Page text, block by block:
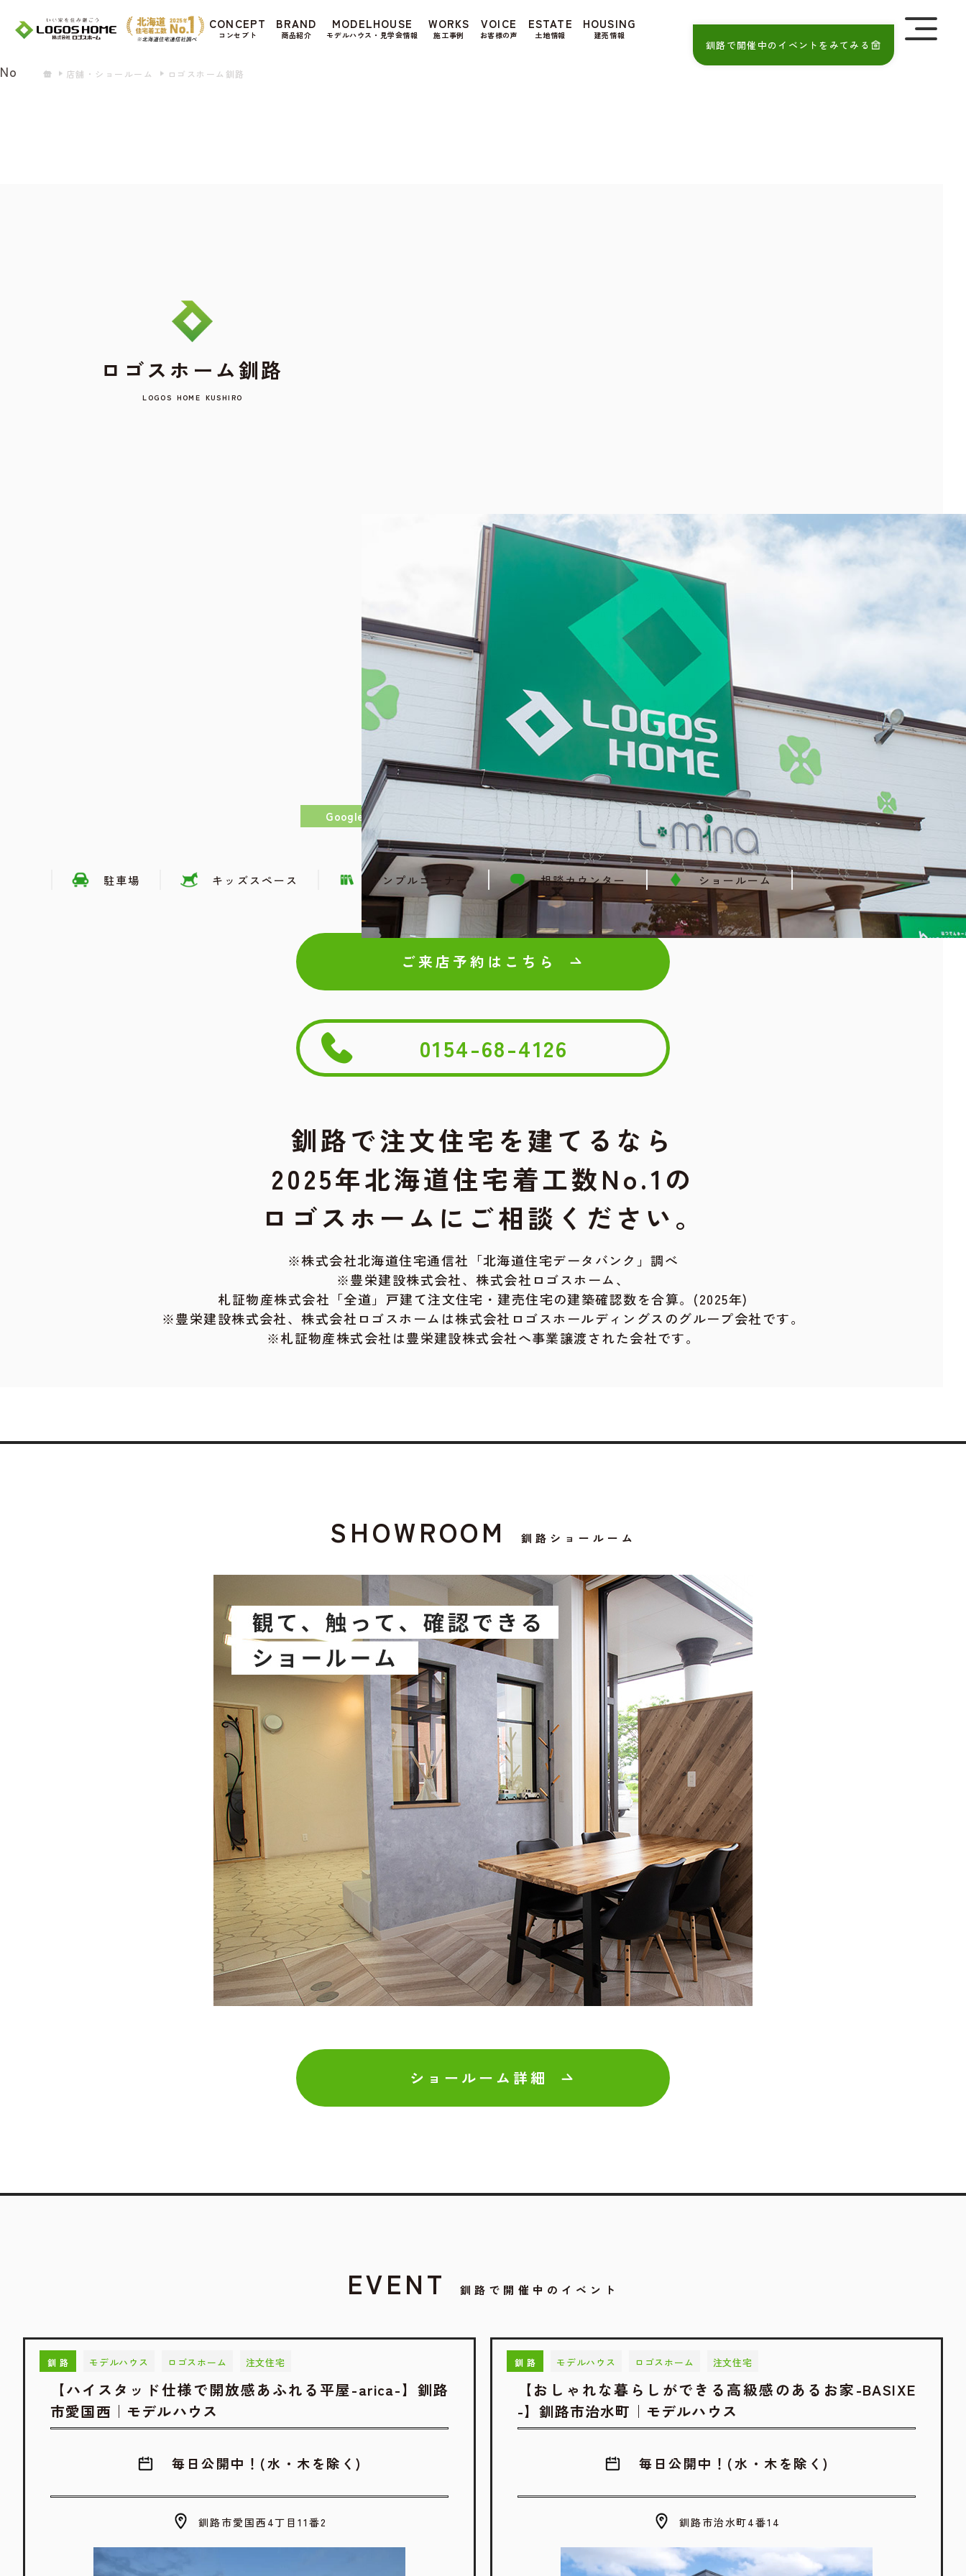
CONCEPT
コンセプト
BRAND
商品紹介
MODELHOUSE
モデルハウス・見学会情報
WORKS
施工事例
VOICE
お客様の声
ESTATE
土地情報
HOUSING
建売情報
店舗・ショールーム ロゴスホーム釧路
ロゴスホーム釧路
LOGOS HOME KUSHIRO
Googleマップで拡大
店舗・ショールーム情報
〒084-0910 釧路市昭和中央3丁目21-14
（L-mina エルミナ 釧路店）
0154-68-4126
0154-68-4127
営業時間 10:00〜17:00 （土日祝は10:00〜18:00）
定休日 水・木曜日 (祝日の場合は営業)
施工エリア
釧路市・白糠町・釧路町・鶴居村・標茶町・厚岸町
＜下記のエリアは遠方のため、別料金が発生します。＞
浜中町
駐車場 キッズスペース サンプルコーナー 相談カウンター ショールーム
ご来店予約はこちら
0154-68-4126
釧路で注文住宅を建てるなら
2025年北海道住宅着工数No.1の
ロゴスホームにご相談ください。
※株式会社北海道住宅通信社「北海道住宅データバンク」調べ
※豊栄建設株式会社、株式会社ロゴスホーム、
札証物産株式会社「全道」戸建て注文住宅・建売住宅の建築確認数を合算。(2025年)
※豊栄建設株式会社、株式会社ロゴスホームは株式会社ロゴスホールディングスのグループ会社です。
※札証物産株式会社は豊栄建設株式会社へ事業譲渡された会社です。
SHOWROOM 釧路ショールーム
ショールーム詳細
EVENT 釧路で開催中のイベント
釧路 モデルハウス ロゴスホーム 注文住宅
【ハイスタッド仕様で開放感あふれる平屋-arica-】釧路
市愛国西｜モデルハウス
毎日公開中！(水・木を除く)
釧路市愛国西4丁目11番2
釧路 モデルハウス ロゴスホーム 注文住宅
【おしゃれな暮らしができる高級感のあるお家-BASIXE
-】釧路市治水町｜モデルハウス
毎日公開中！(水・木を除く)
釧路市治水町4番14
釧路で開催中のイベントをみてみる
Cookie を使用して、お客様の活動を追跡してもよろしいですか? 当社ではお客様のプライバシーを極めて重視しています。詳細について、およびご質問
がある場合は、当社のプライバシーポリシーをご覧ください。
No